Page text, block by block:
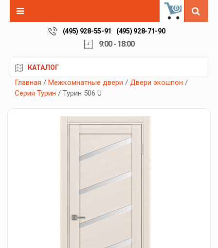
0
(495) 928-55-91 (495) 928-71-90
9:00 - 18:00
КАТАЛОГ
Главная / Межкомнатные двери / Двери экошпон /
Серия Турин / Турин 506 U